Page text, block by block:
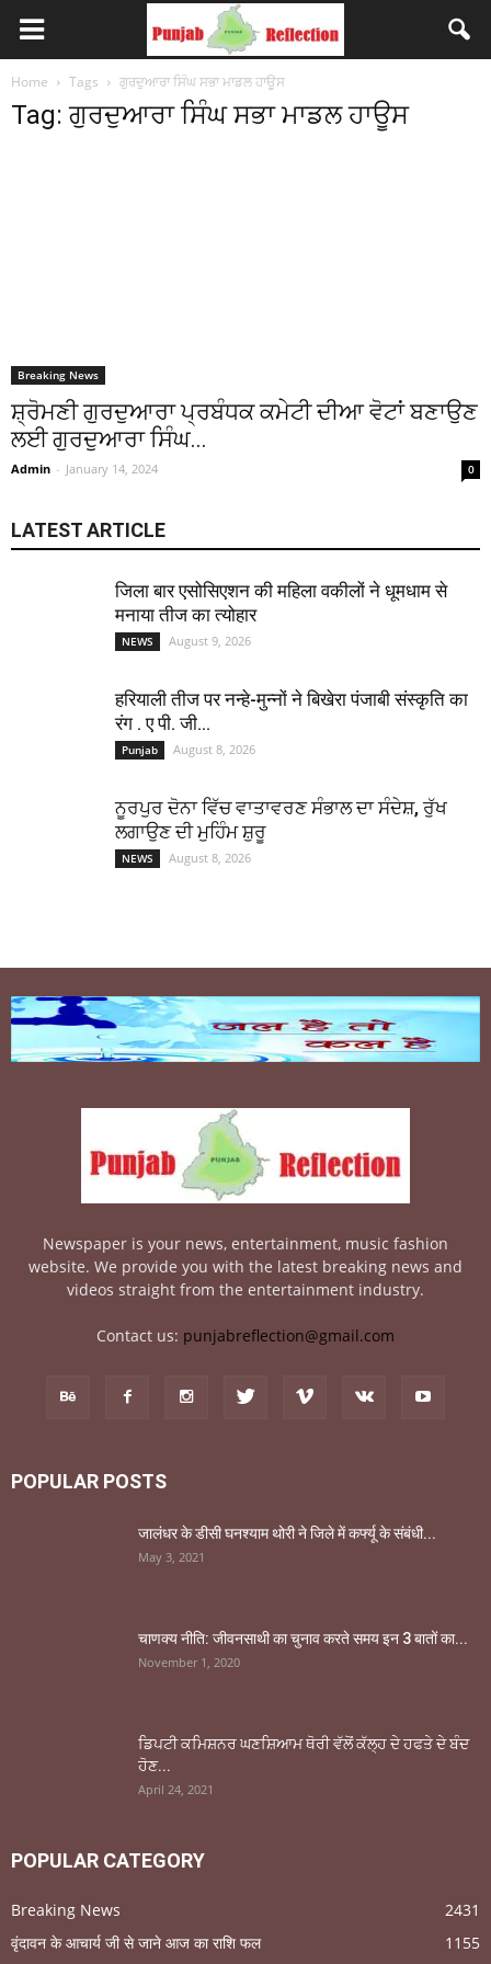
Home Tags ਗੁਰਦੁਆਰਾ ਸਿੰਘ ਸਭਾ ਮਾਡਲ ਹਾਊਸ
Tag: ਗੁਰਦੁਆਰਾ ਸਿੰਘ ਸਭਾ ਮਾਡਲ ਹਾਊਸ
Breaking News
ਸ਼੍ਰੋਮਣੀ ਗੁਰਦੁਆਰਾ ਪ੍ਰਬੰਧਕ ਕਮੇਟੀ ਦੀਆ ਵੋਟਾਂ ਬਣਾਉਣ
ਲਈ ਗੁਰਦੁਆਰਾ ਸਿੰਘ...
Admin - January 14, 2024 0
LATEST ARTICLE
जिला बार एसोसिएशन की महिला वकीलों ने धूमधाम से
मनाया तीज का त्योहार
NEWS August 9, 2026
हरियाली तीज पर नन्हे-मुन्नों ने बिखेरा पंजाबी संस्कृति का
रंग . ए पी. जी...
Punjab August 8, 2026
ਨੂਰਪੁਰ ਦੋਨਾ ਵਿੱਚ ਵਾਤਾਵਰਣ ਸੰਭਾਲ ਦਾ ਸੰਦੇਸ਼, ਰੁੱਖ
ਲਗਾਉਣ ਦੀ ਮੁਹਿੰਮ ਸ਼ੁਰੂ
NEWS August 8, 2026
Newspaper is your news, entertainment, music fashion
website. We provide you with the latest breaking news and
videos straight from the entertainment industry.
Contact us: punjabreflection@gmail.com
POPULAR POSTS
जालंधर के डीसी घनश्याम थोरी ने जिले में कर्फ्यू के संबंधी...
May 3, 2021
चाणक्य नीति: जीवनसाथी का चुनाव करते समय इन 3 बातों का...
November 1, 2020
ਡਿਪਟੀ ਕਮਿਸ਼ਨਰ ਘਣਸ਼ਿਆਮ ਥੋਰੀ ਵੱਲੋਂ ਕੱਲ੍ਹ ਦੇ ਹਫਤੇ ਦੇ ਬੰਦ
ਹੋਣ...
April 24, 2021
POPULAR CATEGORY
Breaking News
2431
वृंदावन के आचार्य जी से जाने आज का राशि फल
1155